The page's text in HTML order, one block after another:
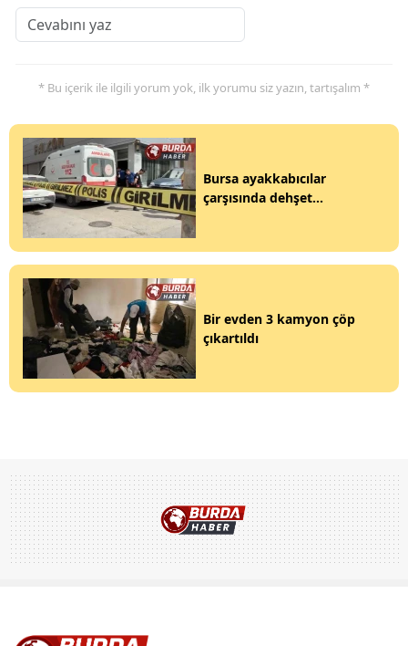
* Bu içerik ile ilgili yorum yok, ilk yorumu siz yazın, tartışalım *
Bursa ayakkabıcılar
çarşısında dehşet...
Bir evden 3 kamyon çöp
çıkartıldı